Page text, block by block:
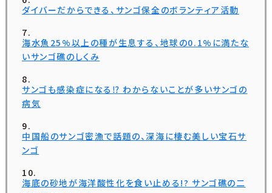
ダイバーだからできる、サンゴ保全のボランティア活動
海水魚25%以上の種が生息する、地球の0.1%に満たな
いサンゴ礁のしくみ
サンゴも感染症になる⁉ わからないことが多いサンゴの
病気
中国船のサンゴ密漁で話題の、深海に棲む美しい宝石サ
ンゴ
海底の砂地が海洋酸性化を食い止める!? サンゴ礁の二